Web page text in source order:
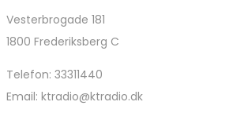
Vesterbrogade 181
1800 Frederiksberg C
Telefon: 33311440
Email: ktradio@ktradio.dk